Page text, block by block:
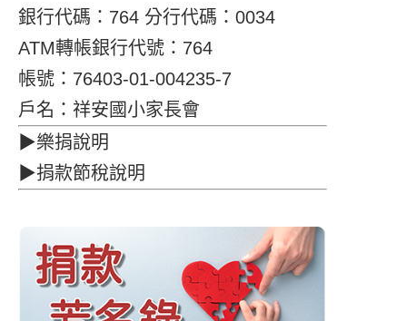
銀行代碼：764 分行代碼：0034
ATM轉帳銀行代號：764
帳號：76403-01-004235-7
戶名：祥安國小家長會
▶樂捐說明
▶捐款節稅說明